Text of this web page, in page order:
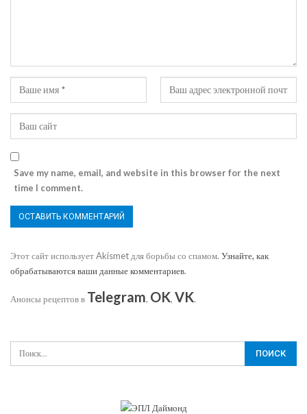
Save my name, email, and website in this browser for the next
time I comment.
Этот сайт использует Akismet для борьбы со спамом. Узнайте, как
обрабатываются ваши данные комментариев.
Анонсы рецептов в Telegram, OK, VK.